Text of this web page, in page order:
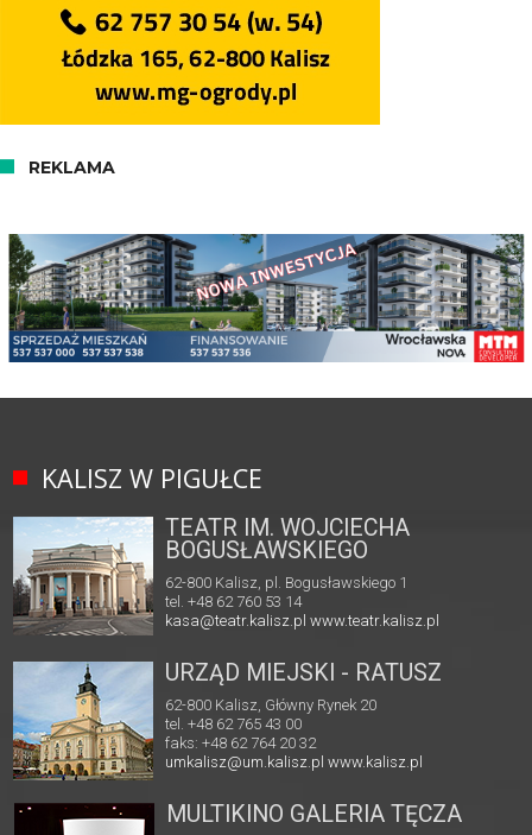
REKLAMA
KALISZ W PIGUŁCE
TEATR IM. WOJCIECHA
BOGUSŁAWSKIEGO
62-800 Kalisz, pl. Bogusławskiego 1
tel. +48 62 760 53 14
kasa@teatr.kalisz.pl www.teatr.kalisz.pl
URZĄD MIEJSKI - RATUSZ
62-800 Kalisz, Główny Rynek 20
tel. +48 62 765 43 00
faks: +48 62 764 20 32
umkalisz@um.kalisz.plwww.kalisz.pl
MULTIKINO GALERIA TĘCZA